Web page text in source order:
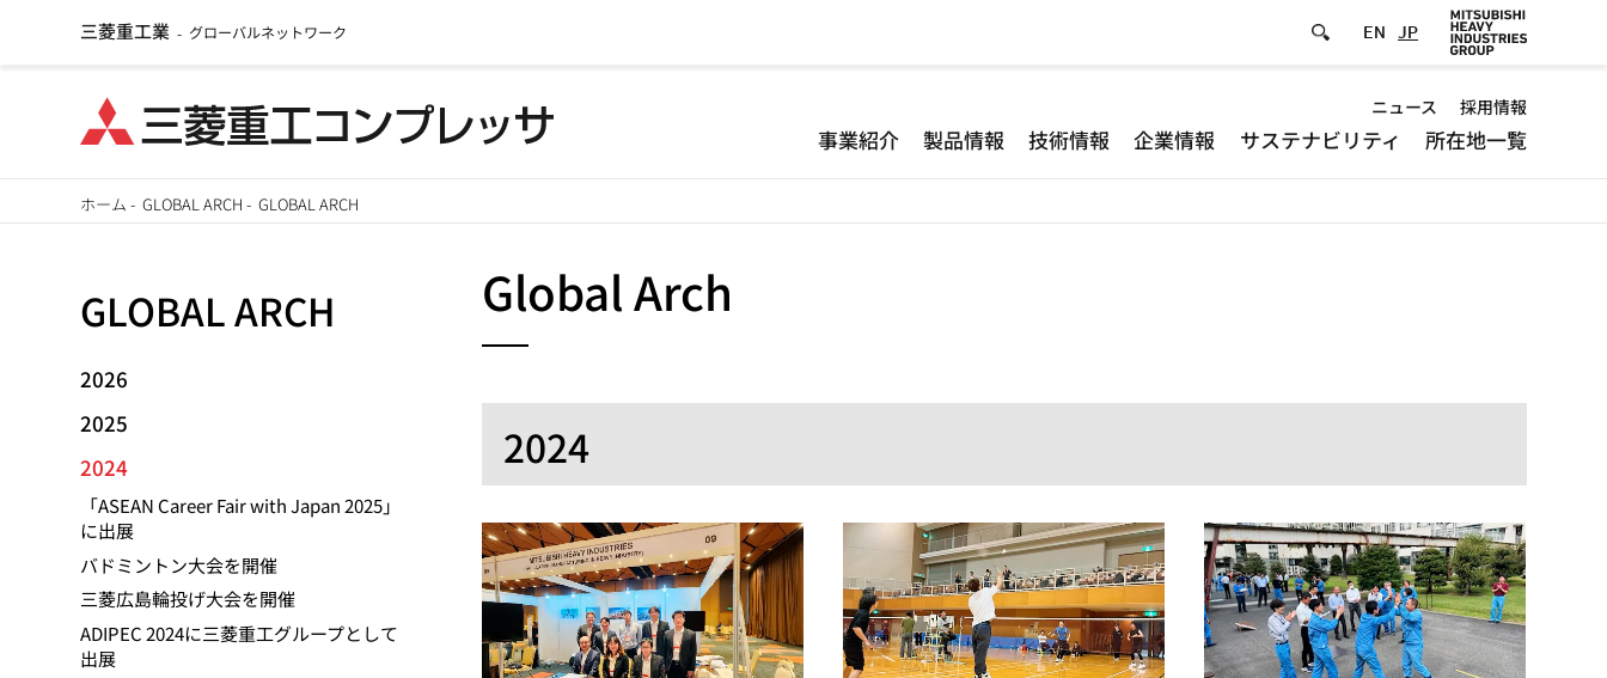
イ
三菱重工業 - グローバルネットワーク EN JP
Default
-
Header
ニュース 採用情報
事業紹介 製品情報 技術情報 企業情報 サステナビリティ 所在地一覧
ホーム -GLOBAL ARCH -GLOBAL ARCH
Global Arch
2024
GLOBAL ARCH
2026
2025
2024
「ASEAN Career Fair with Japan 2025」
に出展
バドミントン大会を開催
三菱広島輪投げ大会を開催
ADIPEC 2024に三菱重工グループとして
出展